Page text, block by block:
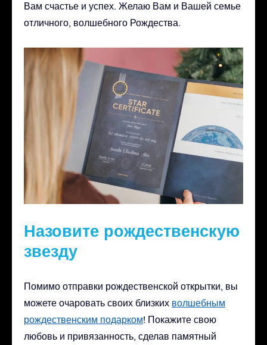
Вам счастье и успех. Желаю Вам и Вашей семье
отличного, волшебного Рождества.
Назовите рождественскую
звезду
Помимо отправки рождественской открытки, вы
можете очаровать своих близких волшебным
рождественским подарком! Покажите свою
любовь и привязанность, сделав памятный